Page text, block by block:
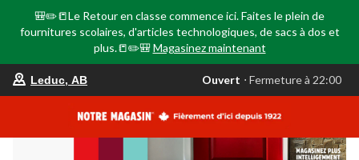
🎒✏️📒Le Retour en classe commence ici. Faites le plein de
fournitures scolaires, d'articles technologiques, de sacs à dos et
plus.📒✏️🎒 Magasinez maintenant
votre
est
AB,
Leduc, AB Ouvert ⋅ Fermeture à 22:00